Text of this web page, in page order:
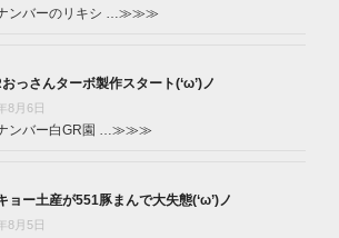
ンバーのリキシ …≫≫≫
っさんターボ製作スタート(‘ω’)ノ
8月6日
ンバー白GR園 …≫≫≫
ョー土産が551豚まんで大失態(‘ω’)ノ
8月5日